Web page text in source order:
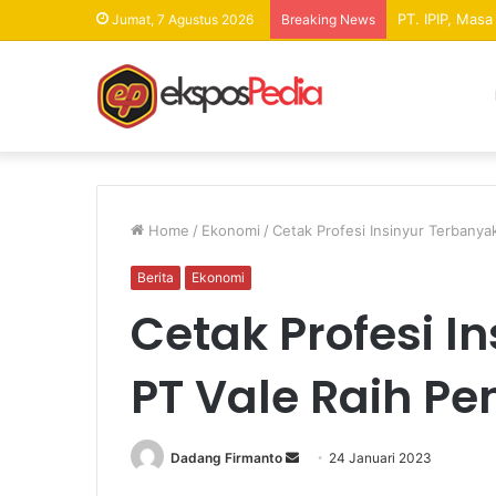
Jumat, 7 Agustus 2026 Breaking News PT. IPIP,
Home / Ekonomi / Cetak Profesi Insinyur
Berita Ekonomi
Cetak Profesi
PT Vale Raih
Dadang Firmanto 24 Januari 2023